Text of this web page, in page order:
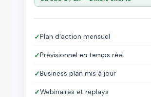
✓Plan d'action mensuel
✓Prévisionnel en temps réel
✓Business plan mis à jour
✓Webinaires et replays